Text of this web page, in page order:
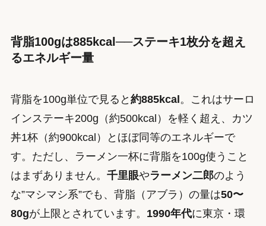
背脂100gは885kcal──ステーキ1枚分を超え
るエネルギー量
背脂を100g単位で見ると 約885kcal。これはサーロ
インステーキ200g（約500kcal）を軽く超え、カツ
丼1杯（約900kcal）とほぼ同等のエネルギーで
す。ただし、ラーメン一杯に背脂を100g使うこと
はまずありません。 千里眼やラーメン二郎のよう
な”マシマシ系”でも、背脂（アブラ）の量は50〜
80gが上限とされています。 1990年代に東京・環